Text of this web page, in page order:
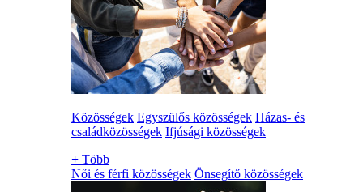
Közösségek Egyszülős közösségek Házas- és
családközösségek Ifjúsági közösségek
+ Több
Női és férfi közösségek Önsegítő közösségek